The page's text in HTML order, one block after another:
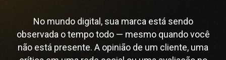
No mundo digital, sua marca está sendo
observada o tempo todo — mesmo quando você
não está presente. A opinião de um cliente, uma